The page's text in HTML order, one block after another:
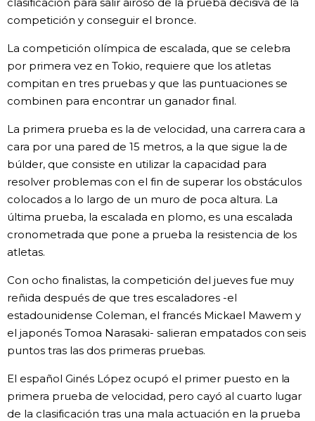
competición y conseguir el bronce.
La competición olímpica de escalada, que se celebra
por primera vez en Tokio, requiere que los atletas
compitan en tres pruebas y que las puntuaciones se
combinen para encontrar un ganador final.
La primera prueba es la de velocidad, una carrera cara a
cara por una pared de 15 metros, a la que sigue la de
búlder, que consiste en utilizar la capacidad para
resolver problemas con el fin de superar los obstáculos
colocados a lo largo de un muro de poca altura. La
última prueba, la escalada en plomo, es una escalada
cronometrada que pone a prueba la resistencia de los
atletas.
Con ocho finalistas, la competición del jueves fue muy
reñida después de que tres escaladores -el
estadounidense Coleman, el francés Mickael Mawem y
el japonés Tomoa Narasaki- salieran empatados con seis
puntos tras las dos primeras pruebas.
El español Ginés López ocupó el primer puesto en la
primera prueba de velocidad, pero cayó al cuarto lugar
de la clasificación tras una mala actuación en la prueba